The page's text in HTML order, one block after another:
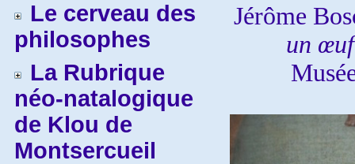
Le cerveau des
philosophes
La Rubrique
néo-natalogique
de Klou de
Montsercueil
Jérôme
un